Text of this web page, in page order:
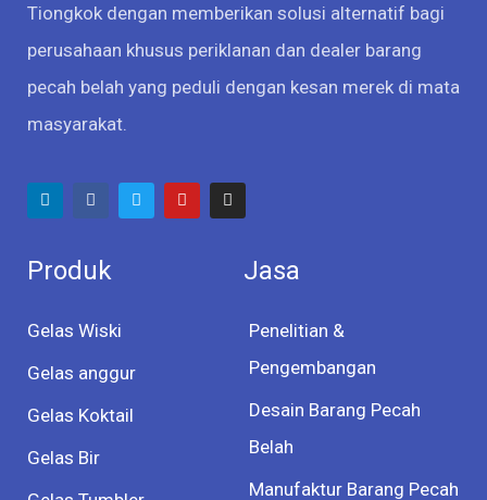
Tiongkok dengan memberikan solusi alternatif bagi
perusahaan khusus periklanan dan dealer barang
pecah belah yang peduli dengan kesan merek di mata
masyarakat.
Produk
Gelas Wiski
Gelas anggur
Gelas Koktail
Gelas Bir
Jasa
Penelitian &
Pengembangan
Desain Barang Pecah
Belah
Manufaktur Barang Pecah